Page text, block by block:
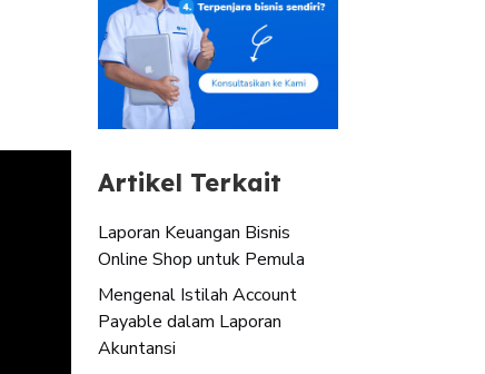
Artikel Terkait
Laporan Keuangan Bisnis
Online Shop untuk Pemula
Mengenal Istilah Account
Payable dalam Laporan
Akuntansi